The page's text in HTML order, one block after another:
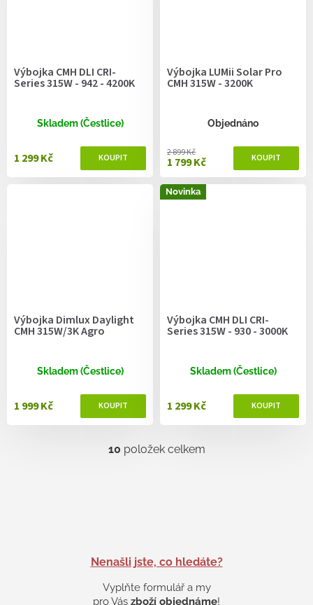
Výbojka CMH DLI CRI-
Series 315W - 942 - 4200K
Skladem (Čestlice)
1 299 Kč
Výbojka LUMii Solar Pro
CMH 315W - 3200K
Objednáno
1 799 Kč
2 899 Kč
Výbojka Dimlux Daylight
CMH 315W/3K Agro
Skladem (Čestlice)
1 999 Kč
Novinka
Výbojka CMH DLI CRI-
Series 315W - 930 - 3000K
Skladem (Čestlice)
1 299 Kč
O
p
v
k
10 položek celkem
Nenašli jste, co hledáte?
Vyplňte formulář a my
pro Vás zboží objednáme!